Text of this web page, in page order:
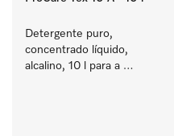
Detergente puro,
concentrado líquido,
alcalino, 10 l para a